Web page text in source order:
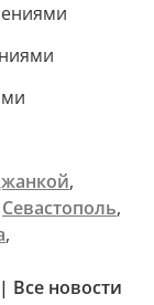
,
Севастополь,
,
новости